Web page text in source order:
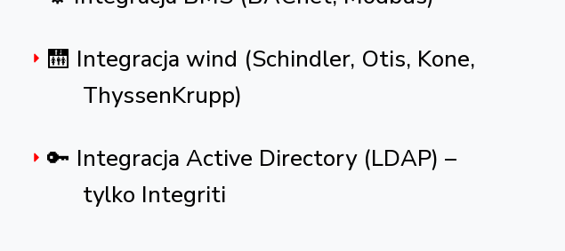
Dahua.
Funkcje:
Automatyczne wywołanie kamery przy odczycie
Podgląd wideo na żywo w interfejsie Inner Range
Nagrywanie zdarzeń dostępu do archiwum wideo